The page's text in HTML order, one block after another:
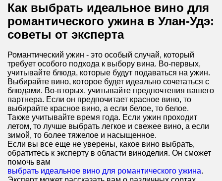
Как выбрать идеальное вино для
романтического ужина в Улан-Удэ:
советы от эксперта
Романтический ужин - это особый случай, который
требует особого подхода к выбору вина. Во-первых,
учитывайте блюда, которые будут подаваться на ужин.
Выбирайте вино, которое будет идеально сочетаться с
блюдами. Во-вторых, учитывайте предпочтения вашего
партнера. Если он предпочитает красное вино, то
выбирайте красное вино, а если белое, то белое.
Также учитывайте время года. Если ужин проходит
летом, то лучше выбрать легкое и свежее вино, а если
зимой, то более тяжелое и насыщенное.
Если вы все еще не уверены, какое вино выбрать,
обратитесь к эксперту в области виноделия. Он сможет
помочь вам
выбрать идеальное вино для романтического ужина.